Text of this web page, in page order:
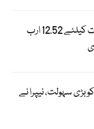
پنجاب حکومت نے بلدیاتی انتخابات کیلئے 12.52 ارب
بڑی سہولت، نیپرا نے